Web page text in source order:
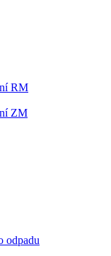
RM
ZM
odpadu